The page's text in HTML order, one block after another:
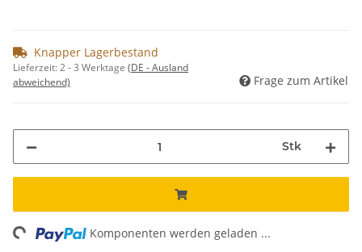
Knapper Lagerbestand
Lieferzeit:2 - 3 Werktage (DE - Ausland
abweichend)
Frage zum Artikel
Stk
Komponenten werden geladen ...